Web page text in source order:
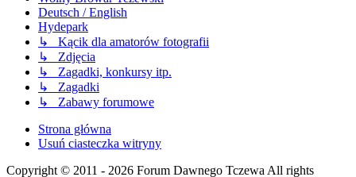
Deutsch / English
Hydepark
↳ Kącik dla amatorów fotografii
↳ Zdjęcia
↳ Zagadki, konkursy itp.
↳ Zagadki
↳ Zabawy forumowe
Strona główna
Usuń ciasteczka witryny
Copyright © 2011 - 2026 Forum Dawnego Tczewa All rights